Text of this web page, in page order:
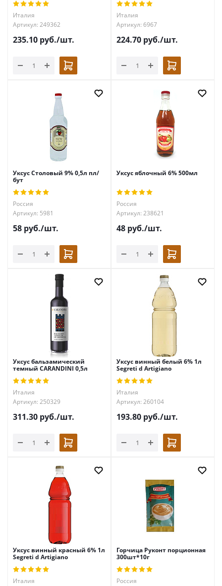
Италия
Артикул: 249362
235.10 руб./шт.
Италия
Артикул: 6967
224.70 руб./шт.
Уксус Столовый 9% 0,5л пл/
бут
Россия
Артикул: 5981
58 руб./шт.
Уксус яблочный 6% 500мл
Россия
Артикул: 238621
48 руб./шт.
Уксус бальзамический
темный CARANDINI 0,5л
Италия
Артикул: 250329
311.30 руб./шт.
Уксус винный белый 6% 1л
Segreti d Artigiano
Италия
Артикул: 260104
193.80 руб./шт.
Уксус винный красный 6% 1л
Segreti d Artigiano
Италия
Горчица Руконт порционная
300шт*10г
Россия